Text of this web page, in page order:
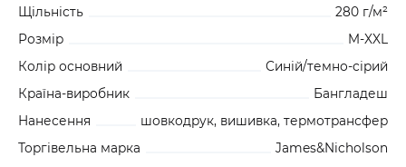
Щільність
280 г/м²
Розмір
M-XXL
Колір основний
Синій/темно-сірий
Країна-виробник
Бангладеш
Нанесення
шовкодрук, вишивка, термотрансфер
Торгівельна марка
James&Nicholson